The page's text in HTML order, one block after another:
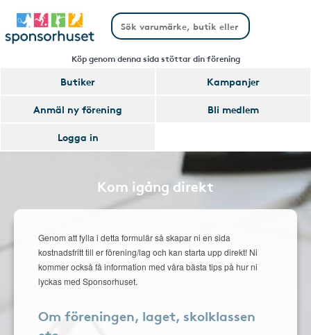
Köp genom denna sida stöttar din förening
Butiker
Kampanjer
Anmäl ny förening
Bli medlem
Logga in
Kom igång direkt
Genom att fylla i detta formulär så skapar ni en sida
kostnadsfritt till er förening/lag och kan starta upp direkt! Ni
kommer också få information med våra bästa tips på hur ni
lyckas med Sponsorhuset.
Om föreningen, laget, skolklassen